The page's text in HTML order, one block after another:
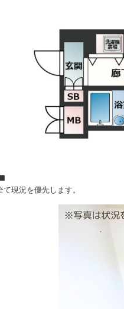
現況を優先します。